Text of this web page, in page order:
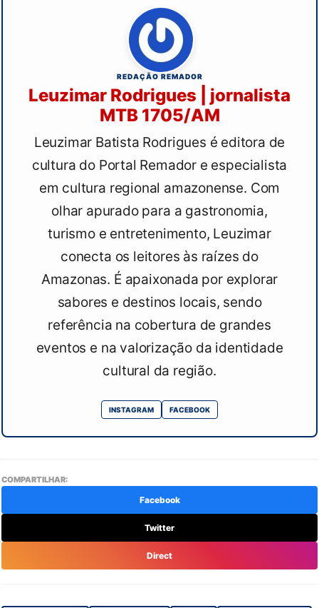
REDAÇÃO REMADOR
Leuzimar Rodrigues | jornalista
MTB 1705/AM
Leuzimar Batista Rodrigues é editora de
cultura do Portal Remador e especialista
em cultura regional amazonense. Com
olhar apurado para a gastronomia,
turismo e entretenimento, Leuzimar
conecta os leitores às raízes do
Amazonas. É apaixonada por explorar
sabores e destinos locais, sendo
referência na cobertura de grandes
eventos e na valorização da identidade
cultural da região.
INSTAGRAM FACEBOOK
COMPARTILHAR:
Facebook
Twitter
Direct